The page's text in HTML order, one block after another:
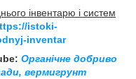
інвентарю і систем
istoki-
inventar
Органічне добриво
вермигрунт